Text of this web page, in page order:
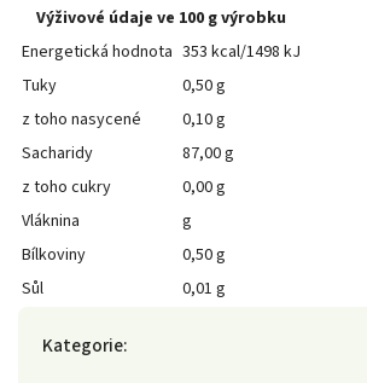
Výživové údaje ve 100 g výrobku
Energetická hodnota 353 kcal/1498 kJ
Tuky
0,50 g
z toho nasycené
0,10 g
Sacharidy
87,00 g
z toho cukry
0,00 g
Vláknina
g
Bílkoviny
0,50 g
Sůl
0,01 g
Kategorie: